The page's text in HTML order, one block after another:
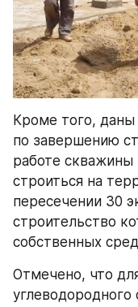
Кроме того,
по завершению
работе скважины
строиться на
пересечении 30
строительство
собственных
Отмечено, что